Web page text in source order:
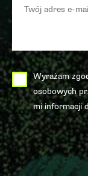
Wyrażam
osobowych
mi informacji